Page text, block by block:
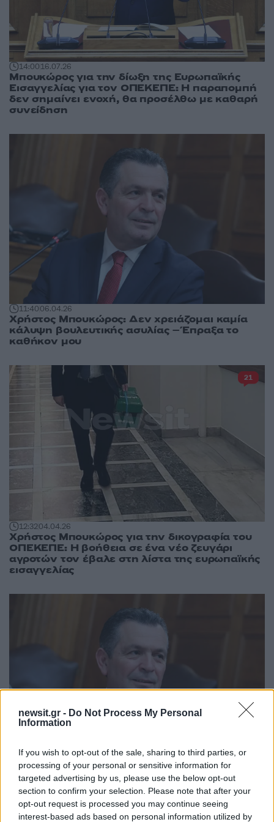
newsit.gr - Do Not Process My Personal
Information
If you wish to opt-out of the sale, sharing to third parties, or
processing of your personal or sensitive information for
targeted advertising by us, please use the below opt-out
section to confirm your selection. Please note that after your
opt-out request is processed you may continue seeing
interest-based ads based on personal information utilized by
14:0016.07.26
Μπουκώρος για την δίωξη της Ευρωπαϊκής
Εισαγγελίας για τον ΟΠΕΚΕΠΕ: Η παραπομπή
δεν σημαίνει ενοχή, θα προσέλθω με καθαρή
συνείδηση
11:4006.04.26
Χρήστος Μπουκώρος: Δεν χρειάζομαι καμία
κάλυψη βουλευτικής ασυλίας – Έπραξα το
καθήκον μου
12:3204.04.26
Χρήστος Μπουκώρος για την δικογραφία του
ΟΠΕΚΕΠΕ: Η βοήθεια σε ένα νέο ζευγάρι
αγροτών τον έβαλε στη λίστα της ευρωπαϊκής
εισαγγελίας
21
21:2312.12.25
Χρήστος Μπουκώρος στην εξεταστική για τον
ΟΠΕΚΕΠΕ: «Δεν είχα γνώση ούτε ενημέρωση
για τις επισυνδέσεις»